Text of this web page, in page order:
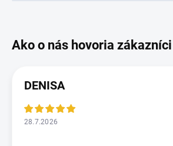
DENISA
28.7.2026